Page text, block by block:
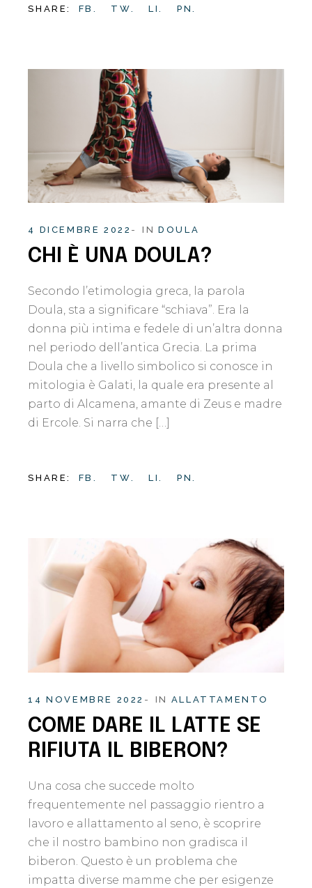
SHARE: FB. TW. LI. PN.
4 DICEMBRE 2022 IN DOULA
CHI È UNA DOULA?
Secondo l’etimologia greca, la parola
Doula, sta a significare “schiava”. Era la
donna più intima e fedele di un’altra donna
nel periodo dell’antica Grecia. La prima
Doula che a livello simbolico si conosce in
mitologia è Galati, la quale era presente al
parto di Alcamena, amante di Zeus e madre
di Ercole. Si narra che […]
SHARE: FB. TW. LI. PN.
14 NOVEMBRE 2022 IN ALLATTAMENTO
COME DARE IL LATTE SE
RIFIUTA IL BIBERON?
Una cosa che succede molto
frequentemente nel passaggio rientro a
lavoro e allattamento al seno, è scoprire
che il nostro bambino non gradisca il
biberon. Questo è un problema che
impatta diverse mamme che per esigenze